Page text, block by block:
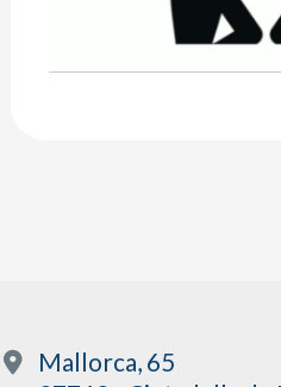
Mallorca, 65